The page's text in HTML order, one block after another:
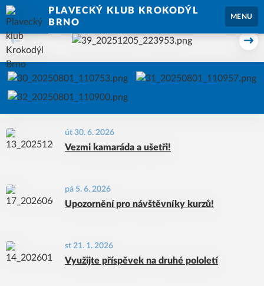
PLAVECKÝ KLUB KROKODÝL
BRNO
MENU
Předchozí
út 30. 6. 2026
Vezmi kamaráda a ušetři!
pá 5. 6. 2026
Upozornění pro návštěvníky kurzů!
st 21. 1. 2026
Využijte příspěvek na druhé pololetí